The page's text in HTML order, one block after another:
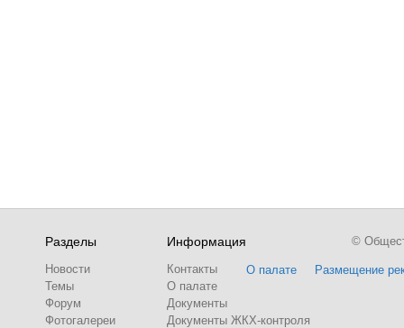
Разделы
Новости
Темы
Форум
Фотогалереи
Информация
Контакты
О палате
Документы
Документы ЖКХ-контроля
О палате Размещение
©